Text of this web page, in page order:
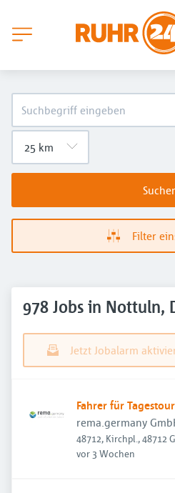
Filter
978 Jobs in Nottuln,
Jetzt Jobalarm
Fahrer für
rema.germany
48712, Kirchpl., 48712
Veröffentlicht
vor 3 Wochen